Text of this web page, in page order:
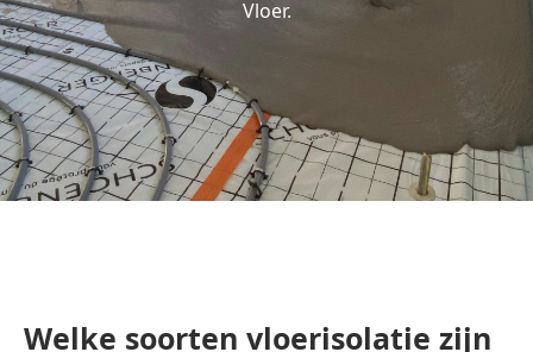
Vloer.
Welke soorten vloerisolatie zijn